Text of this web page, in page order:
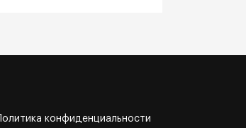
Политика конфиденциальности